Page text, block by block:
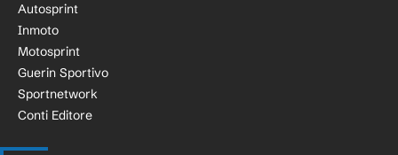
Autosprint
Inmoto
Motosprint
Guerin Sportivo
Sportnetwork
Conti Editore